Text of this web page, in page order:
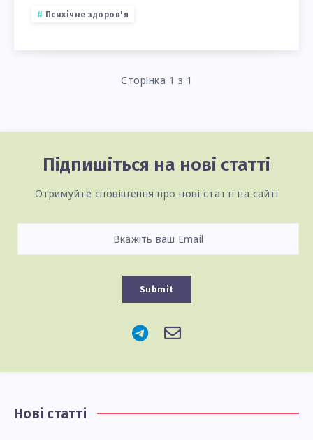
Психічне здоров'я
Сторінка 1 з 1
Підпишіться на нові статті
Отримуйте сповіщення про нові статті на сайті
Submit
Нові статті